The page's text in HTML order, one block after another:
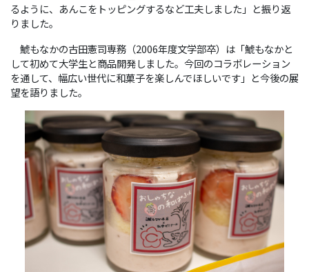
るように、あんこをトッピングするなど工夫しました」と振り返
りました。
鯱もなかの古田憲司専務（2006年度文学部卒）は「鯱もなかと
して初めて大学生と商品開発しました。今回のコラボレーション
を通して、幅広い世代に和菓子を楽しんでほしいです」と今後の展
望を語りました。